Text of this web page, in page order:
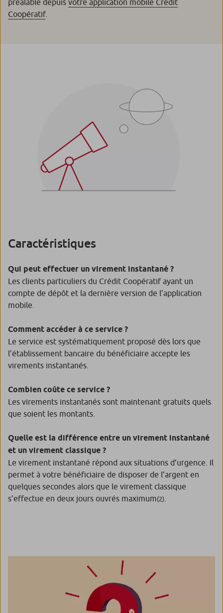
Coopératif.
Caractéristiques
Qui peut effectuer un virement instantané ?
Les clients particuliers du Crédit Coopératif ayant un
compte de dépôt et la dernière version de l’application
mobile.
Comment accéder à ce service ?
Le service est systématiquement proposé dès lors que
l’établissement bancaire du bénéficiaire accepte les
virements instantanés.
Combien coûte ce service ?
Les virements instantanés sont maintenant gratuits quels
que soient les montants.
Quelle est la différence entre un virement instantané
et un virement classique ?
Le virement instantané répond aux situations d’urgence. Il
permet à votre bénéficiaire de disposer de l’argent en
quelques secondes alors que le virement classique
s’effectue en deux jours ouvrés maximum(2)